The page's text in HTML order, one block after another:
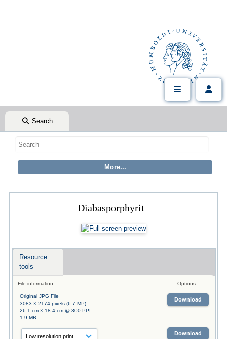
Search
Diabasporphyrit
Resource
tools
File information Options
Original JPG File
3083 × 2174 pixels (6.7 MP)
26.1 cm × 18.4 cm @ 300 PPI
1.9 MB
Download
Download